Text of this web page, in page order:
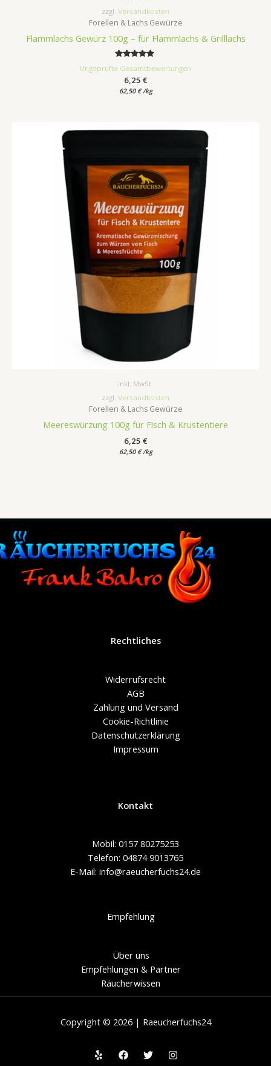
zzgl. Versandkosten
Forellen & Lachs Gewürze
Flammlachs Gewürz 100g – für Flammlachs & Grilllachs
Bewertet
mit
5.00
von 5
Ungeprüfte Gesamtbewertungen
6,25 €
62,50 € /kg
inkl. MwSt.
zzgl. Versandkosten
Forellen & Lachs Gewürze
Meereswürzung 100g für Fisch & Krustentiere
6,25 €
62,50 € /kg
Rechtliches
Widerrufsrecht
AGB
Zahlung und Versand
Cookie-Richtlinie
Datenschutzerklärung
Impressum
Kontakt
Mobil: 0157 80275253
Telefon: 04874 9013765
E-Mail: info@raeucherfuchs24.de
Empfehlung
Über uns
Empfehlungen & Partner
Räucherwissen
Copyright © 2026 | Raeucherfuchs24